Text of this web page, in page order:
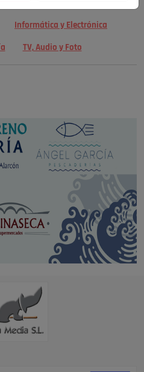
Informática y Electrónica
TV, Audio y Foto